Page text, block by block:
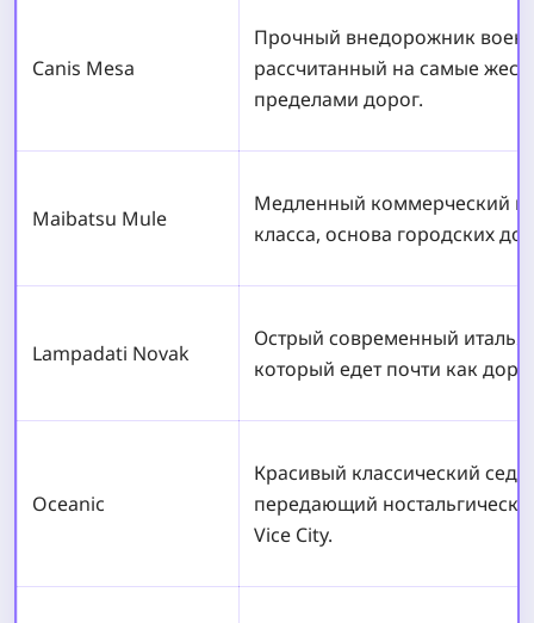
Canis Mesa
Прочный внедорожник
рассчитанный на самые
пределами дорог.
Maibatsu Mule
Медленный коммерческий
класса, основа городских
Lampadati Novak
Острый современный
который едет почти как
Oceanic
Красивый классический
передающий
Vice City.